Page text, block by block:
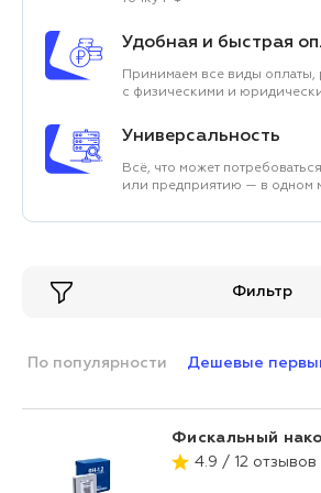
Удобная и быстрая
Принимаем все виды оплаты,
с физическими и
Универсальность
Всё, что может
или предприятию — в одном
Фильтр
По популярности Дешевые
Фискальный
4.9 / 12 отзывов